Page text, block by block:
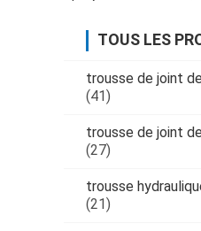
TOUS LES
trousse de joint
(41)
trousse de joint
(27)
trousse
(21)